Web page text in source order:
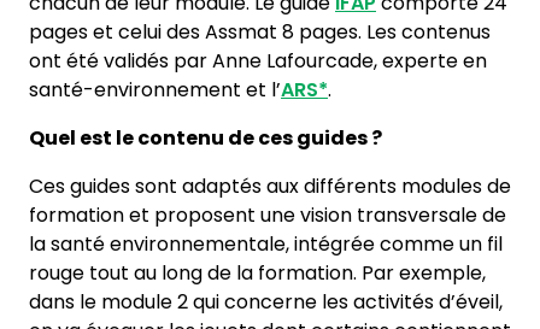
pages et celui des Assmat 8 pages. Les contenus
ont été validés par Anne Lafourcade, experte en
santé-environnement et l’ARS*.
Quel est le contenu de ces guides ?
Ces guides sont adaptés aux différents modules de
formation et proposent une vision transversale de
la santé environnementale, intégrée comme un fil
rouge tout au long de la formation. Par exemple,
dans le module 2 qui concerne les activités d’éveil,